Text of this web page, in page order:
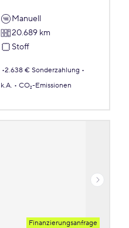
Manuell
20.689 km
Stoff
2.638 € Sonderzahlung
k.A.
CO₂-Emissionen
Finanzierungsanfrage